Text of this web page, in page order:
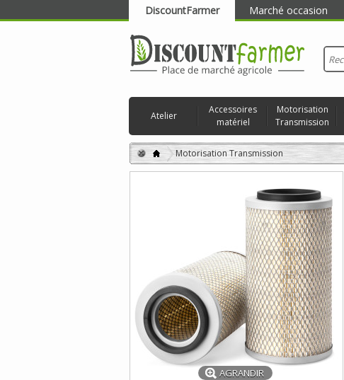
DiscountFarmer Marché occasion
RECHERCHER
Atelier
Accessoires
matériel
Motorisation
Transmission
Motorisation Transmission
AGRANDIR